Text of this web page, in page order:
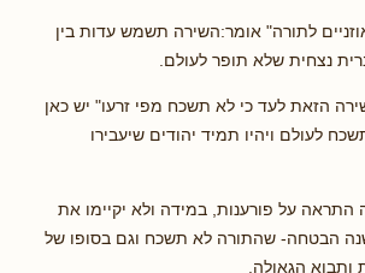
לתורה" אומר:השירה תשמש עדות בין
נצחית שלא תופר לעולם.
הזאת לעד כי לא תשכח מפי זרעו" יש כאן
לעולם ויהיו תמיד יהודים שיעבירו
על פורענות, במידה ולא יקיימו את
הבטחה- שהתורה לא תשכח וגם בסופו של
ותבוא הגאולה.